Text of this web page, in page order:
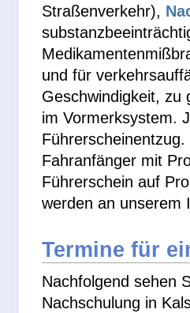
Straßenverkehr),
und für
Geschwindigkeit, zu
im Vormerksystem.
Fahranfänger mit
Führerschein auf
werden an unserem
Termine für
Nachfolgend sehen
Nachschulung in